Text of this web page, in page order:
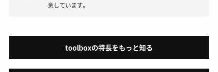
意しています。
toolboxの特長をもっと知る